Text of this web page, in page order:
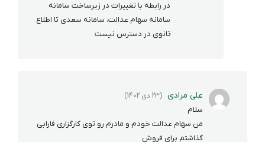
در رابطه با تغییرات در زیرساخت سامانه
سامانه سهام عدالت، سامانه سعدی تا اطلاع
ثانوی در دسترس نیست
علی مرادی (23 دی 1402)
سلام
من سهام عدالت خودم و مادرم رو توی کارگزاری فارابی
گذاشتم برای فروش